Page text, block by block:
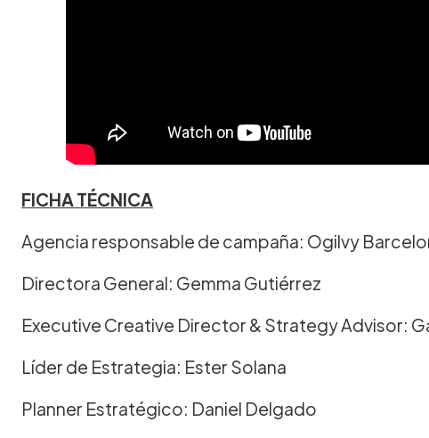
FICHA TÉCNICA
Agencia responsable de campaña: Ogilvy
Directora General: Gemma Gutiérrez
Executive Creative Director & Strategy Advisor:
Líder de Estrategia: Ester Solana
Planner Estratégico: Daniel Delgado